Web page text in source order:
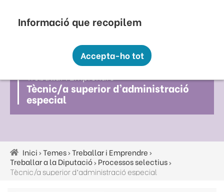
contingut
Treballar I Emprendre
Tècnic/a superior d’administració
especial
d'ariadna
Inici Temes Treballar i Emprendre
Treballar a la Diputació Processos selectius
Tècnic/a superior d’administració especial
personal amb les següents finalitats:
Funcionalitat, Analítica.
Més informació
Canviar preferències
Accepta-ho tot